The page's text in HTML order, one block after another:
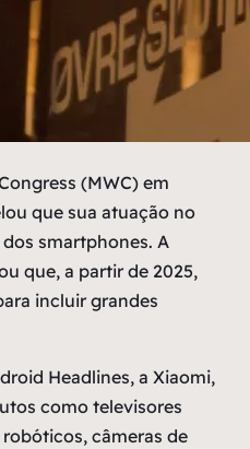
(MWC) em
que sua atuação no
smartphones. A
que, a partir de 2025,
incluir grandes
Headlines, a Xiaomi,
como televisores
câmeras de